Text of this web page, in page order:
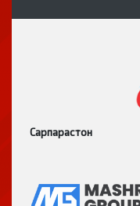
Сарпарастон